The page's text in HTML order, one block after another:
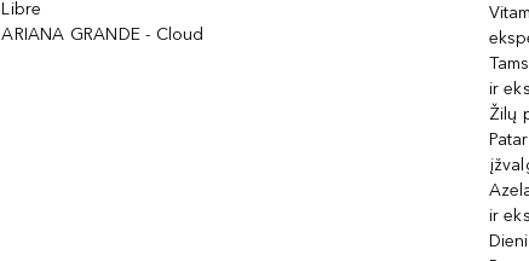
Libre
ARIANA GRANDE - Cloud
ir
Žilų
ir